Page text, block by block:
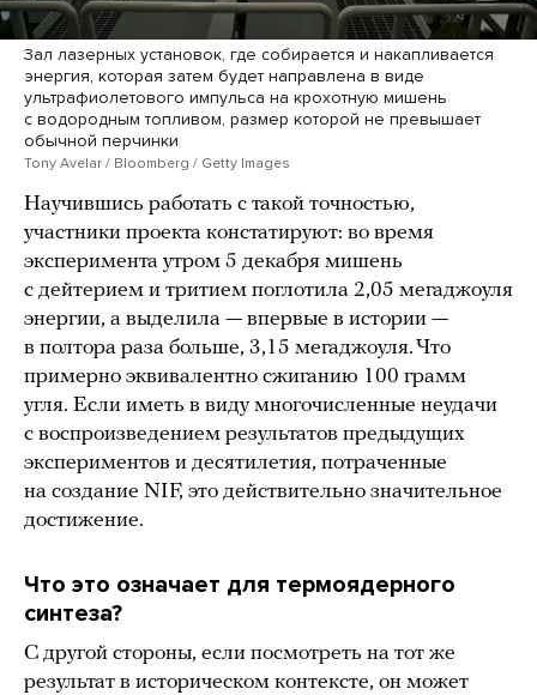
Зал лазерных установок, где собирается и накапливается
энергия, которая затем будет направлена в виде
ультрафиолетового импульса на крохотную мишень
с водородным топливом, размер которой не превышает
обычной перчинки
Tony Avelar / Bloomberg / Getty Images
Научившись работать с такой точностью,
участники проекта констатируют: во время
эксперимента утром 5 декабря мишень
с дейтерием и тритием поглотила 2,05 мегаджоуля
энергии, а выделила — впервые в истории —
в полтора раза больше, 3,15 мегаджоуля. Что
примерно эквивалентно сжиганию 100 грамм
угля. Если иметь в виду многочисленные неудачи
с воспроизведением результатов предыдущих
экспериментов и десятилетия, потраченные
на создание NIF, это действительно значительное
достижение.
Что это означает для термоядерного
синтеза?
С другой стороны, если посмотреть на тот же
результат в историческом контексте, он может